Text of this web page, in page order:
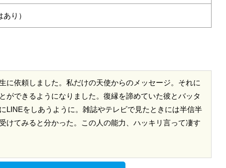
り）
に依頼しました。私だけの天使からのメッセージ。それに
ができるようになりました。復縁を諦めていた彼とバッタ
LINEをしあうように。雑誌やテレビで見たときには半信半
けてみると分かった。この人の能力、ハッキリ言って凄す